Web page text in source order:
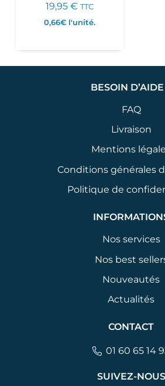
19,95€ TTC
0,66€ l'unité.
BESOIN
FAQ
Livraison
Mentions
Conditions générales
Politique de
Nos services
Nos best
Nouveautés
Actualités
CONTACT
01 60 65 14
SUIVEZ-NOUS